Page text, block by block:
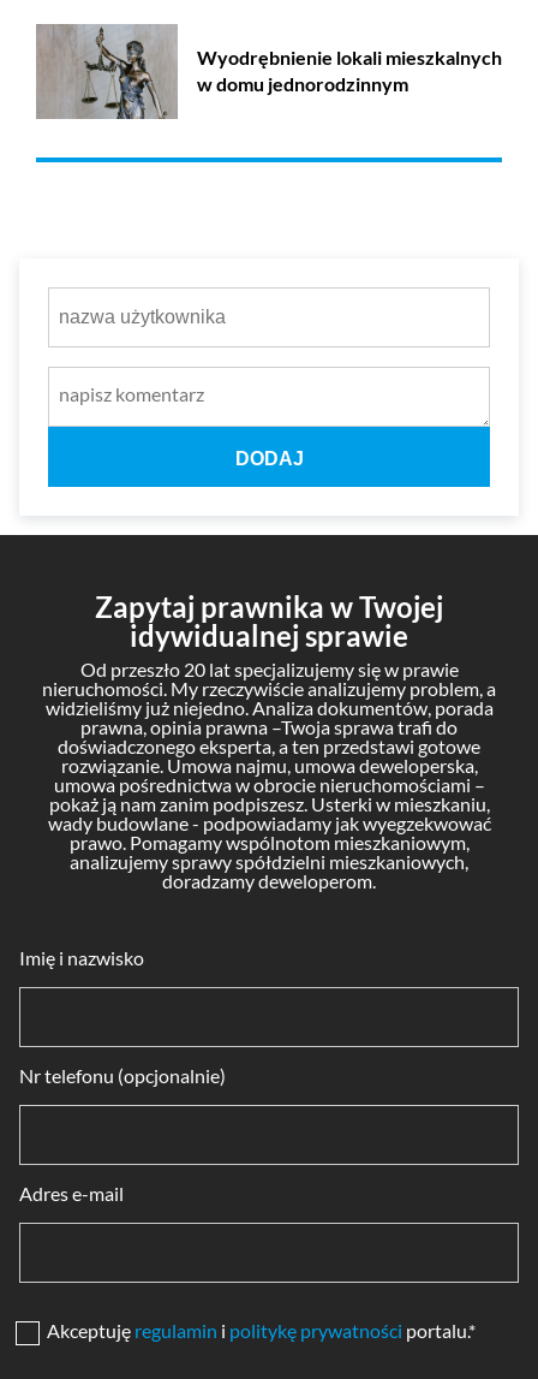
Wyodrębnienie lokali mieszkalnych
w domu jednorodzinnym
DODAJ
Zapytaj prawnika w Twojej
idywidualnej sprawie
Od przeszło 20 lat specjalizujemy się w prawie
nieruchomości. My rzeczywiście analizujemy problem, a
widzieliśmy już niejedno. Analiza dokumentów, porada
prawna, opinia prawna –Twoja sprawa trafi do
doświadczonego eksperta, a ten przedstawi gotowe
rozwiązanie. Umowa najmu, umowa deweloperska,
umowa pośrednictwa w obrocie nieruchomościami –
pokaż ją nam zanim podpiszesz. Usterki w mieszkaniu,
wady budowlane - podpowiadamy jak wyegzekwować
prawo. Pomagamy wspólnotom mieszkaniowym,
analizujemy sprawy spółdzielni mieszkaniowych,
doradzamy deweloperom.
Imię i nazwisko
Nr telefonu (opcjonalnie)
Adres e-mail
Akceptuję regulamin i politykę prywatności portalu.*